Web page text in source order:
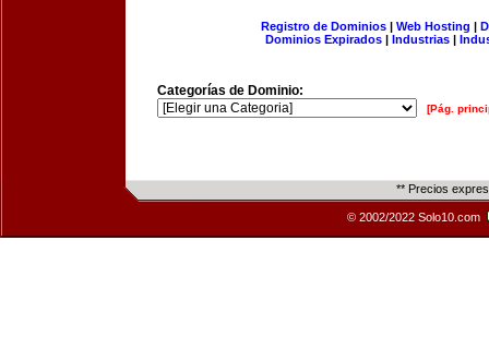
Registro de Dominios| Web Hosting |
Dominios Expirados | Industrias |
Categorías de Dominio:
[Pág.
** Precios
© 2002/2022 Solo10.com